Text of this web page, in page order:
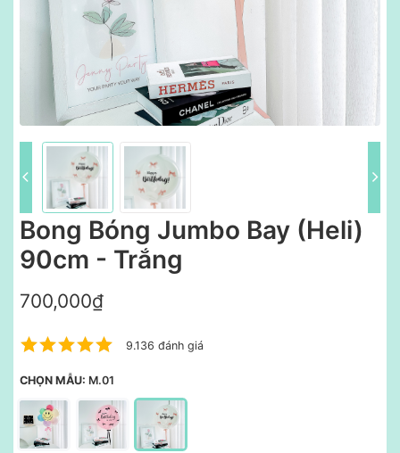
Bong Bóng Jumbo Bay (Heli)
90cm - Trắng
700,000₫
9.136 đánh giá
CHỌN MẪU: M.01